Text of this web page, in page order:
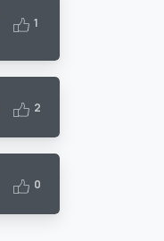
1
2
0